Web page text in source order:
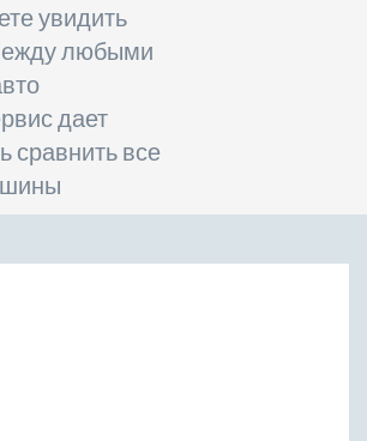
увидить
любыми
дает
сравнить все